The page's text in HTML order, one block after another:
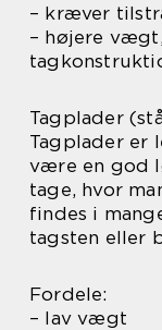
– kræver
– højere
Tagplader
Tagplader er
være en god
tage, hvor
findes i
tagsten eller
Fordele:
– lav vægt